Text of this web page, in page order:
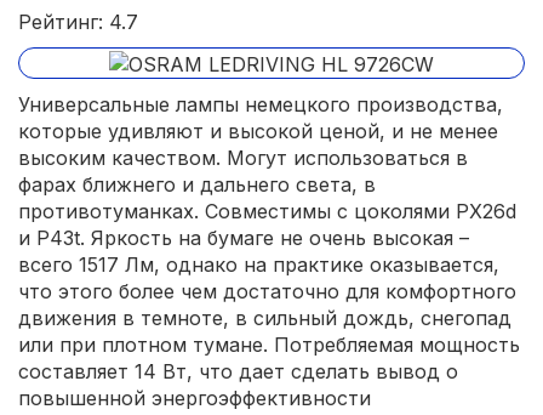
Рейтинг: 4.7
Универсальные лампы немецкого производства,
которые удивляют и высокой ценой, и не менее
высоким качеством. Могут использоваться в
фарах ближнего и дальнего света, в
противотуманках. Совместимы с цоколями PX26d
и P43t. Яркость на бумаге не очень высокая –
всего 1517 Лм, однако на практике оказывается,
что этого более чем достаточно для комфортного
движения в темноте, в сильный дождь, снегопад
или при плотном тумане. Потребляемая мощность
составляет 14 Вт, что дает сделать вывод о
повышенной энергоэффективности